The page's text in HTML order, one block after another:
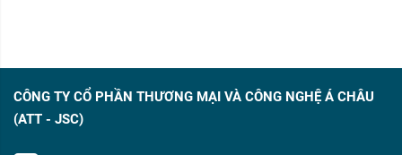
CÔNG TY CỔ PHẦN THƯƠNG MẠI VÀ CÔNG NGHỆ Á CHÂU
(ATT - JSC)